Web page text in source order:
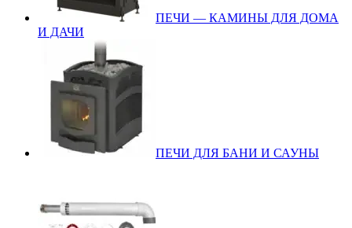
ПЕЧИ — КАМИНЫ ДЛЯ ДОМА
И ДАЧИ
ПЕЧИ ДЛЯ БАНИ И САУНЫ